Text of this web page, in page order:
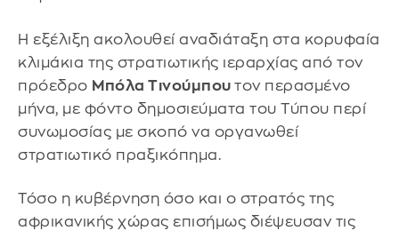
Η εξέλιξη ακολουθεί αναδιάταξη στα κορυφαία
κλιμάκια της στρατιωτικής ιεραρχίας από τον
πρόεδρο Μπόλα Τινούμπου τον περασμένο
μήνα, με φόντο δημοσιεύματα του Τύπου περί
συνωμοσίας με σκοπό να οργανωθεί
στρατιωτικό πραξικόπημα.
Τόσο η κυβέρνηση όσο και ο στρατός της
αφρικανικής χώρας επισήμως διέψευσαν τις